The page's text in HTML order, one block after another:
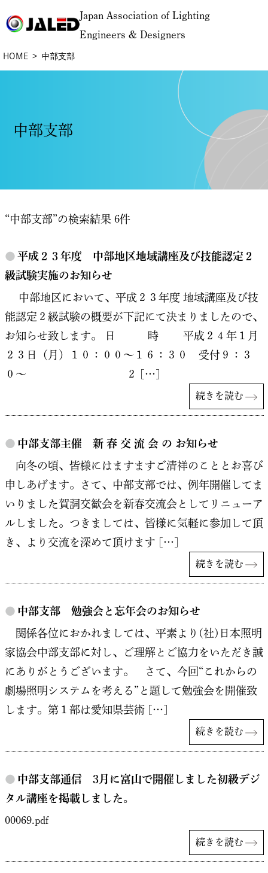
Japan Association of Lighting
Engineers & Designers
HOME 中部支部
中部支部
“中部支部”の検索結果 6件
● 平成２３年度 中部地区地域講座及び技能認定２
級試験実施のお知らせ
中部地区において、平成２３年度 地域講座及び技
能認定２級試験の概要が下記にて決まりましたので、
お知らせ致します。 日 時 平成２４年１月
２３日（月）１０：００〜１６：３０ 受付９：３
０〜 ２ […]
続きを読む
● 中部支部主催 新 春 交 流 会 の お知らせ
向冬の頃、皆様にはますますご清祥のこととお喜び
申しあげます。さて、中部支部では、例年開催してま
いりました賀詞交歓会を新春交流会としてリニューア
ルしました。つきましては、皆様に気軽に参加して頂
き、より交流を深めて頂けます […]
続きを読む
● 中部支部 勉強会と忘年会のお知らせ
関係各位におかれましては、平素より(社)日本照明
家協会中部支部に対し、ご理解とご協力をいただき誠
にありがとうございます。 さて、今回“これからの
劇場照明システムを考える”と題して勉強会を開催致
します。第１部は愛知県芸術 […]
続きを読む
● 中部支部通信 3月に富山で開催しました初級デジ
タル講座を掲載しました。
00069.pdf
続きを読む